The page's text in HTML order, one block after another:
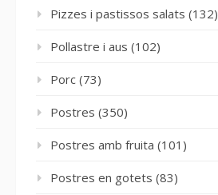
Pizzes i pastissos salats (132)
Pollastre i aus (102)
Porc (73)
Postres (350)
Postres amb fruita (101)
Postres en gotets (83)